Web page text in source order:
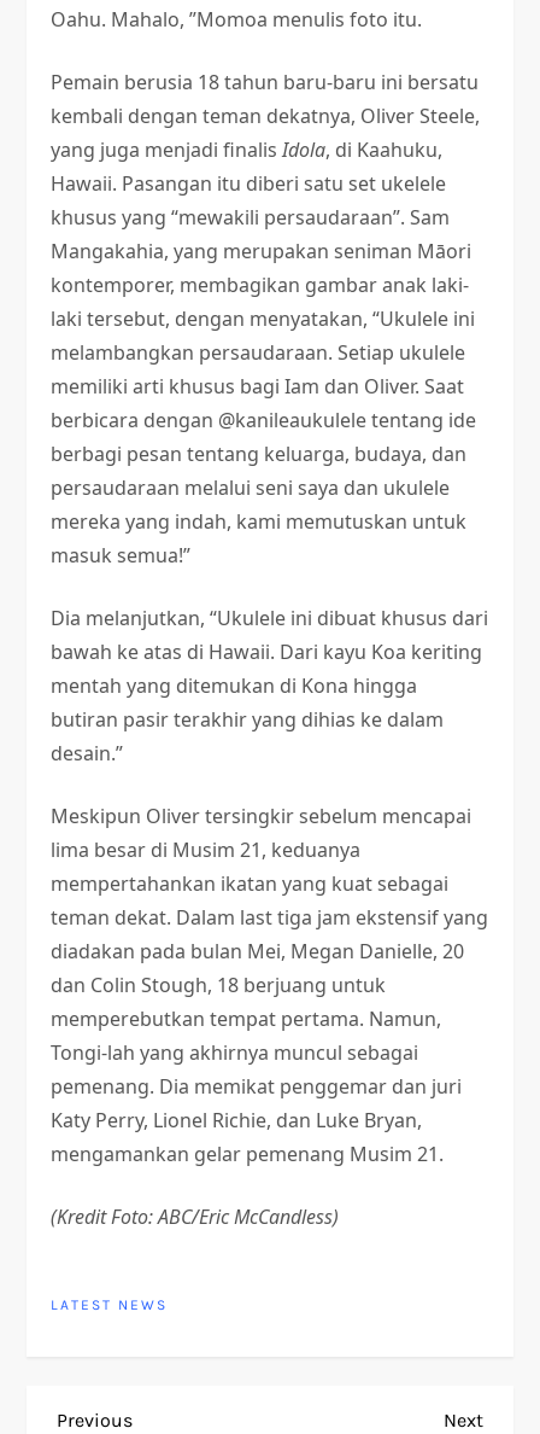
Oahu. Mahalo, ”Momoa menulis foto itu.
Pemain berusia 18 tahun baru-baru ini bersatu
kembali dengan teman dekatnya, Oliver Steele,
yang juga menjadi finalisIdola, di Kaahuku,
Hawaii. Pasangan itu diberi satu set ukelele
khusus yang “mewakili persaudaraan”. Sam
Mangakahia, yang merupakan seniman Māori
kontemporer, membagikan gambar anak laki-
laki tersebut, dengan menyatakan, “Ukulele ini
melambangkan persaudaraan. Setiap ukulele
memiliki arti khusus bagi Iam dan Oliver. Saat
berbicara dengan @kanileaukulele tentang ide
berbagi pesan tentang keluarga, budaya, dan
persaudaraan melalui seni saya dan ukulele
mereka yang indah, kami memutuskan untuk
masuk semua!”
Dia melanjutkan, “Ukulele ini dibuat khusus dari
bawah ke atas di Hawaii. Dari kayu Koa keriting
mentah yang ditemukan di Kona hingga
butiran pasir terakhir yang dihias ke dalam
desain.”
Meskipun Oliver tersingkir sebelum mencapai
lima besar di Musim 21, keduanya
mempertahankan ikatan yang kuat sebagai
teman dekat. Dalam last tiga jam ekstensif yang
diadakan pada bulan Mei, Megan Danielle, 20
dan Colin Stough, 18 berjuang untuk
memperebutkan tempat pertama. Namun,
Tongi-lah yang akhirnya muncul sebagai
pemenang. Dia memikat penggemar dan juri
Katy Perry, Lionel Richie, dan Luke Bryan,
mengamankan gelar pemenang Musim 21.
(Kredit Foto: ABC/Eric McCandless)
LATEST NEWS
Previous
Previous Next
Next